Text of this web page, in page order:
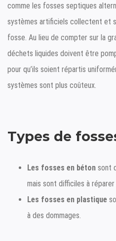
comme les fosses septiques
systèmes artificiels collectent et
fosse. Au lieu de compter sur la
déchets liquides doivent être
pour qu’ils soient répartis
systèmes sont plus coûteux.
Types de
Les fosses en bétonsont
mais sont difficiles à
Les fosses en plastique
à des dommages.